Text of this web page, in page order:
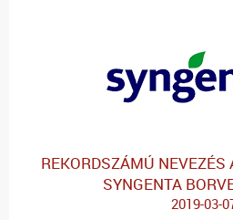
REKORDSZÁMÚ
SYNGENTA
2019-03-